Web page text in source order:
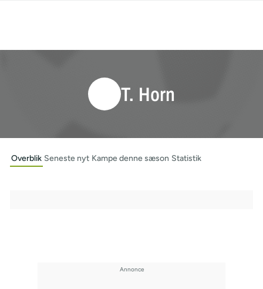
T. Horn
Overblik Seneste nyt Kampe denne sæson Statistik